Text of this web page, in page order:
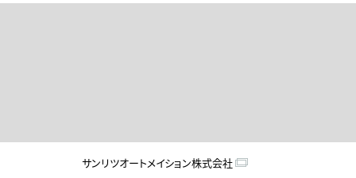
サンリツオートメイション株式会社